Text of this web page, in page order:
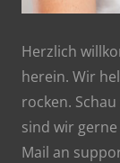
Herzlich
herein. Wir
rocken.
sind wir
Mail an